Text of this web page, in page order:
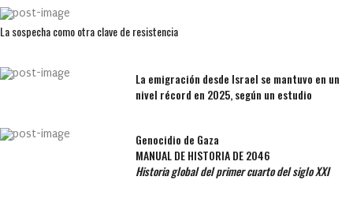
La sospecha como otra clave de resistencia
La emigración desde Israel se mantuvo en un
nivel récord en 2025, según un estudio
Genocidio de Gaza
MANUAL DE HISTORIA DE 2046
Historia global del primer cuarto del siglo XXI